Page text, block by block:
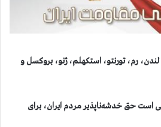
رم، تورنتو، استکهلم، ژنو، بروکسل و
است حق خدشه‌ناپذیر مردم ایران، برای